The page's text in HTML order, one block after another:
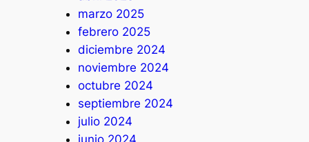
marzo 2025
febrero 2025
diciembre 2024
noviembre 2024
octubre 2024
septiembre 2024
julio 2024